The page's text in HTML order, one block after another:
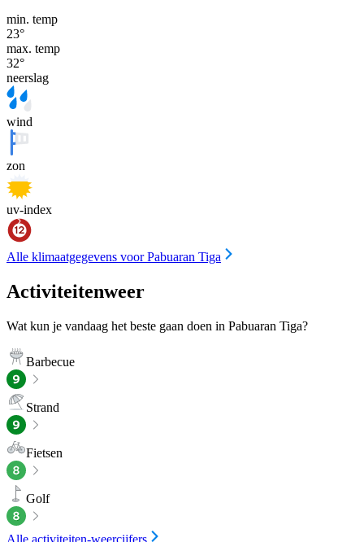
min. temp
23°
max. temp
32°
neerslag
wind
zon
uv-index
Alle klimaatgegevens voor Pabuaran Tiga
Activiteitenweer
Wat kun je vandaag het beste gaan doen in Pabuaran Tiga?
Barbecue
Strand
Fietsen
Golf
Alle activiteiten-weercijfers